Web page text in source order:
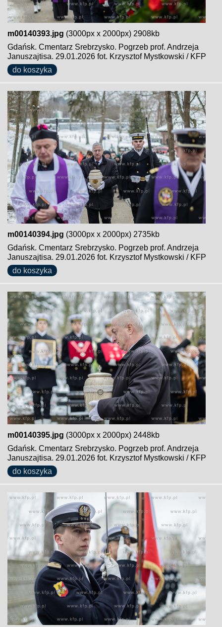
m00140393.jpg (3000px x 2000px) 2908kb
Gdańsk. Cmentarz Srebrzysko. Pogrzeb prof. Andrzeja
Januszajtisa. 29.01.2026 fot. Krzysztof Mystkowski / KFP
do koszyka
m00140394.jpg (3000px x 2000px) 2735kb
Gdańsk. Cmentarz Srebrzysko. Pogrzeb prof. Andrzeja
Januszajtisa. 29.01.2026 fot. Krzysztof Mystkowski / KFP
do koszyka
m00140395.jpg (3000px x 2000px) 2448kb
Gdańsk. Cmentarz Srebrzysko. Pogrzeb prof. Andrzeja
Januszajtisa. 29.01.2026 fot. Krzysztof Mystkowski / KFP
do koszyka